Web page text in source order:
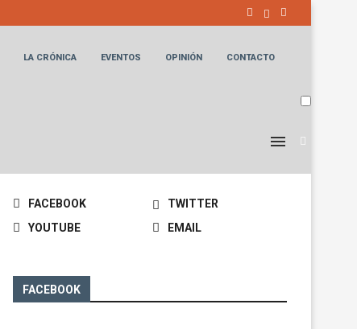
LA CRÓNICA EVENTOS OPINIÓN CONTACTO
FACEBOOK
TWITTER
YOUTUBE
EMAIL
FACEBOOK